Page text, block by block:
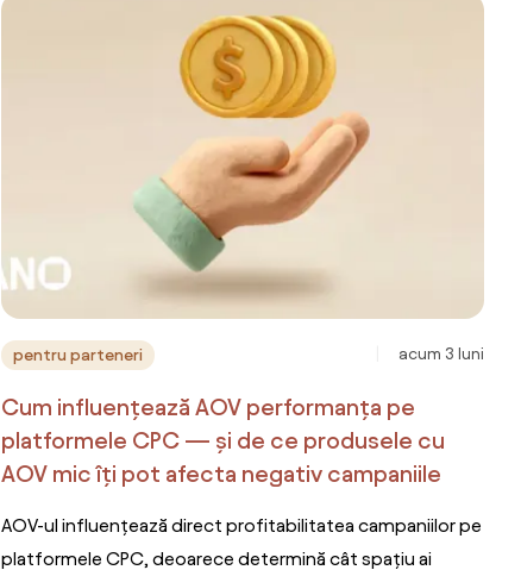
acum 3 luni
pentru parteneri
Cum influențează AOV performanța pe
platformele CPC — și de ce produsele cu
AOV mic îți pot afecta negativ campaniile
AOV-ul influențează direct profitabilitatea campaniilor pe
platformele CPC, deoarece determină cât spațiu ai